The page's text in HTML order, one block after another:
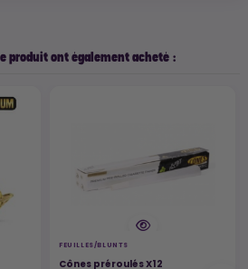
produit ont également acheté :
FEUILLES/BLUNTS
Cônes préroulés X12